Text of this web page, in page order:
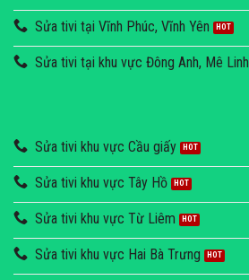
Sửa tivi tại Vĩnh Phúc, Vĩnh Yên
Sửa tivi tại khu vực Đông Anh, Mê Linh
Sửa tivi khu vực Cầu giấy
Sửa tivi khu vực Tây Hồ
Sửa tivi khu vực Từ Liêm
Sửa tivi khu vực Hai Bà Trưng